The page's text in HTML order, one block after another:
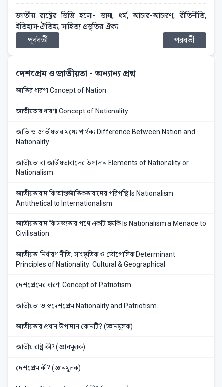
জাতীয় রাষ্ট্রের ভিত্তি হলো- ভাষা, ধর্ম, আচার-আচারণ, রীতিনীতি,
ইতিহাস-ঐতিহ্য, সাহিত্য প্রভৃতির ঐক্য।
পূর্ববর্তী
পরবর্তী
দেশপ্রেম ও জাতীয়তা - অন্যান্য প্রশ্ন
জাতির ধারণা Concept of Nation
জাতীয়তার ধারণা Concept of Nationality
জাতি ও জাতীয়তার মধ্যে পার্থক্য Difference Between Nation and
Nationality
জাতীয়তা বা জাতীয়তাবাদের উপাদান Elements of Nationality or
Nationalism
জাতীয়তাবাদ কি আন্তর্জাতিকতাবাদের পরিপন্থি Is Nationalism
Antithetical to Internationalism
জাতীয়তাবাদ কি সভ্যতার পথে একটি হুমকি Is Nationalism a Menace to
Civilisation
জাতীয়তা নির্ধারণ নীতি: সাংস্কৃতিক ও ভৌগোলিক Determinant
Principles of Nationality: Cultural & Geographical
দেশপ্রেমের ধারণা Concept of Patriotism
জাতীয়তা ও স্বদেশপ্রেম Nationality and Patriotism
জাতীয়তার প্রধান উপাদান কোনটি? (জ্ঞানমূলক)
জাতীয় রাষ্ট্র কী? (জ্ঞানমূলক)
দেশপ্রেম কী? (জ্ঞানমূলক)